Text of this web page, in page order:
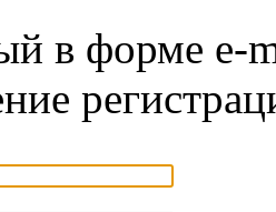
в форме e-